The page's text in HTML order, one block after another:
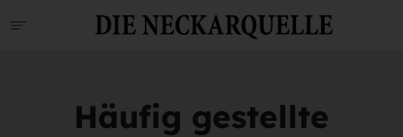
Häufig gestellte